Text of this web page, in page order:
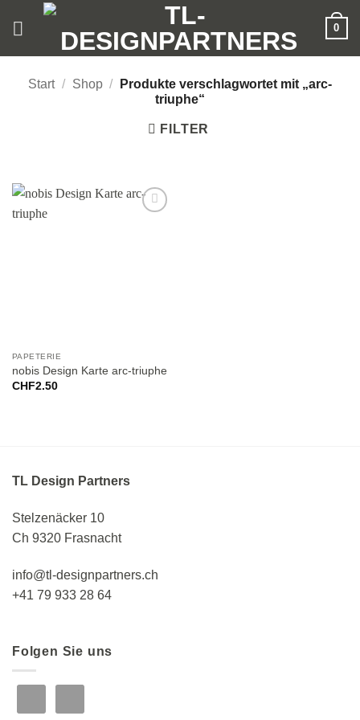
0
Start / Shop /
Produkte verschlagwortet mit „arc-
triuphe“
FILTER
PAPETERIE
nobis Design Karte arc-triuphe
CHF2.50
TL Design Partners
Stelzenäcker 10
Ch 9320 Frasnacht
info@tl-designpartners.ch
+41 79 933 28 64
Folgen Sie uns